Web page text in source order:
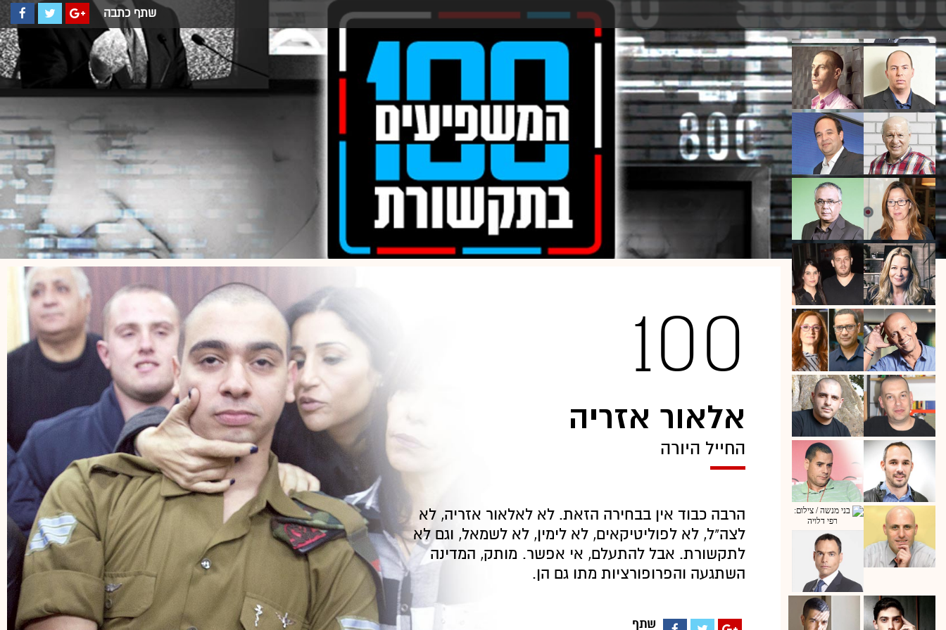
שתף כתבה
100
אלאור אזריה
החייל היורה
הרבה כבוד אין בבחירה הזאת. לא לאלאור אזריה, לא
לצה"ל, לא לפוליטיקאים, לא לימין, לא לשמאל, וגם לא
לתקשורת. אבל להתעלם, אי אפשר. מותק, המדינה
השתגעה והפרופורציות מתו גם הן.
שתף